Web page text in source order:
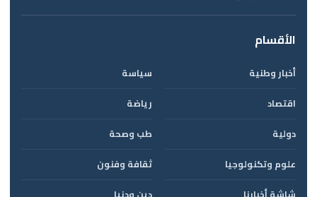
الأقسام
أخبار وطنية
سياسة
اقتصاد
رياضة
دولية
طب وصحة
علوم وتكنولوجيا
ثقافة وفنون